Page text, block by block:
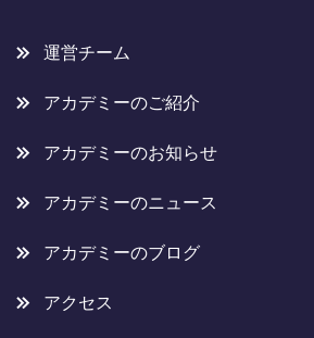
運営チーム
アカデミーのご紹介
アカデミーのお知らせ
アカデミーのニュース
アカデミーのブログ
アクセス